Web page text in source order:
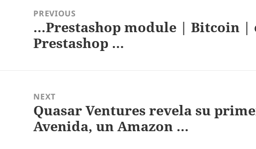
navigationPREVIOUS
Previous
post:
…Prestashop module | Bitcoin |
Prestashop …
NEXT
Next
post:
Quasar Ventures revela su
Avenida, un Amazon …